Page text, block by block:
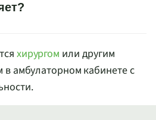
хирургом или другим
амбулаторном кабинете с